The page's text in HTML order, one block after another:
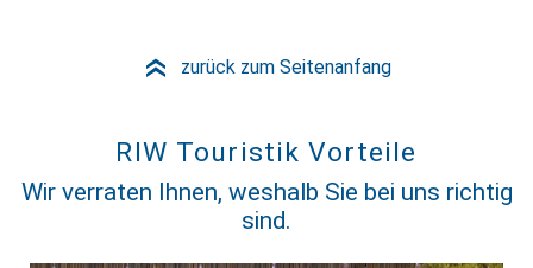
» zurück zum Seitenanfang
RIW Touristik Vorteile
Wir verraten Ihnen, weshalb Sie bei uns richtig
sind.